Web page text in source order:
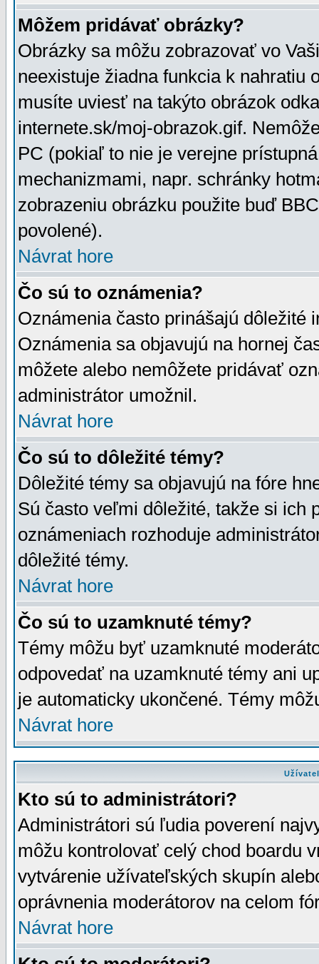
Môžem pridávať obrázky?
Obrázky sa môžu zobrazovať vo
neexistuje žiadna funkcia k nahratiu
musíte uviesť na takýto obrázok
internete.sk/moj-obrazok.gif.
PC (pokiaľ to nie je verejne
mechanizmami, napr. schránky
zobrazeniu obrázku použite buď
povolené).
Návrat hore
Čo sú to oznámenia?
Oznámenia často prinášajú dôležité
Oznámenia sa objavujú na hornej
môžete alebo nemôžete pridávať
administrátor umožnil.
Návrat hore
Čo sú to dôležité témy?
Dôležité témy sa objavujú na fóre
Sú často veľmi dôležité, takže si ich
oznámeniach rozhoduje
dôležité témy.
Návrat hore
Čo sú to uzamknuté témy?
Témy môžu byť uzamknuté
odpovedať na uzamknuté témy ani
je automaticky ukončené. Témy
Návrat hore
Kto sú to administrátori?
Administrátori sú ľudia poverení
môžu kontrolovať celý chod boardu
vytvárenie užívateľských skupín
oprávnenia moderátorov na celom
Návrat hore